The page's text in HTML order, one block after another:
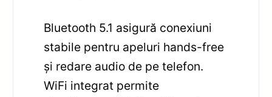
Bluetooth 5.1 asigură conexiuni
stabile pentru apeluri hands-free
și redare audio de pe telefon.
WiFi integrat permite